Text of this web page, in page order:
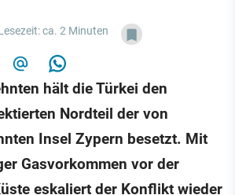
ca. 2 Minuten
hält die Türkei den
Nordteil der von
Insel Zypern besetzt. Mit
Gasvorkommen vor der
eskaliert der Konflikt wieder